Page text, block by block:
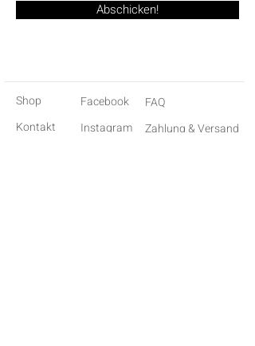
Abschicken!
Shop
Kontakt
Facebook
Instagram
FAQ
Zahlung & Versand